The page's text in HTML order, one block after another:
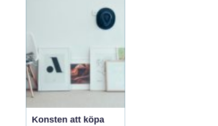
bara en identifikation;
det är en frihetens och
Konsten att köpa